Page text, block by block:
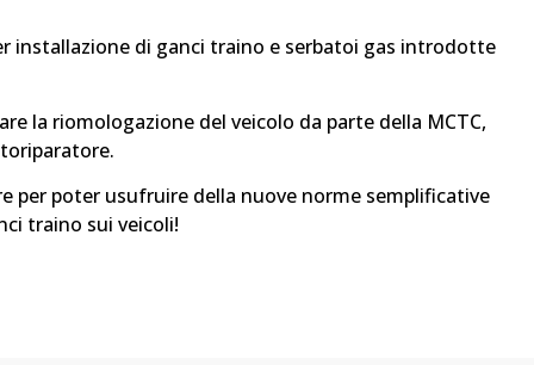
installazione di ganci traino e serbatoi gas introdotte
la riomologazione del veicolo da parte della MCTC,
per poter usufruire della nuove norme semplificative
traino sui veicoli!